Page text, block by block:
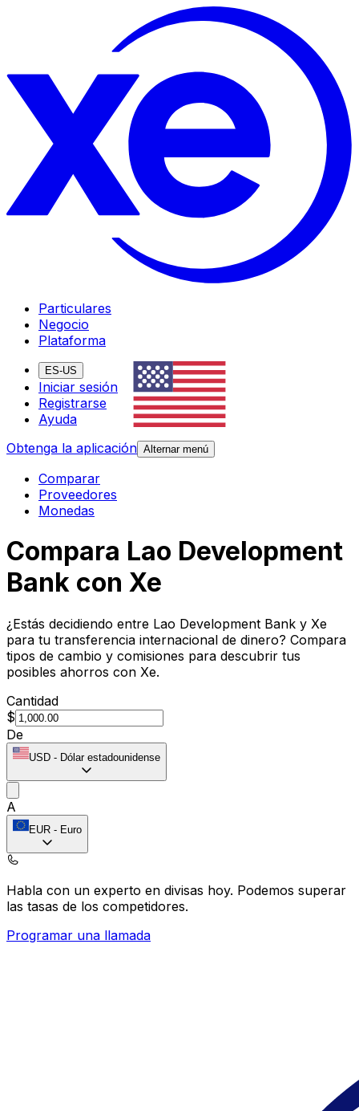
Particulares
Negocio
Plataforma
ES-US
Iniciar sesión
Registrarse
Ayuda
Obtenga la aplicación Alternar menú
Comparar
Proveedores
Monedas
Compara Lao Development
Bank con Xe
¿Estás decidiendo entre Lao Development Bank y Xe
para tu transferencia internacional de dinero? Compara
tipos de cambio y comisiones para descubrir tus
posibles ahorros con Xe.
Cantidad
$
De
USD - Dólar estadounidense
A
EUR - Euro
Habla con un experto en divisas hoy. Podemos superar
las tasas de los competidores.
Programar una llamada